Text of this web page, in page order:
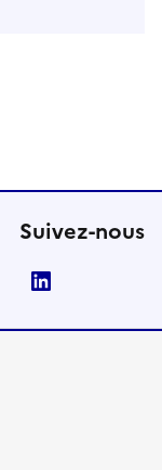
Suivez-nous